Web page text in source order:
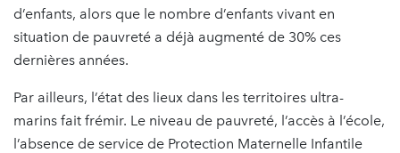
d’enfants, alors que le nombre d’enfants vivant en
situation de pauvreté a déjà augmenté de 30% ces
dernières années.
Par ailleurs, l’état des lieux dans les territoires ultra-
marins fait frémir. Le niveau de pauvreté, l’accès à l’école,
l’absence de service de Protection Maternelle Infantile